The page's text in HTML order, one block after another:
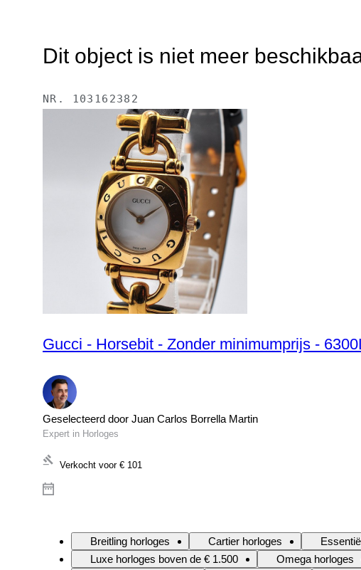
Dit object is niet meer
NR. 103162382
Gucci - Horsebit - Zonder minimumprijs -
Geselecteerd door Juan Carlos Borrella Martin
Expert in Horloges
Verkocht voor € 101
Breitling horloges Cartier horloges
Luxe horloges boven de € 1.500
Omega horloges